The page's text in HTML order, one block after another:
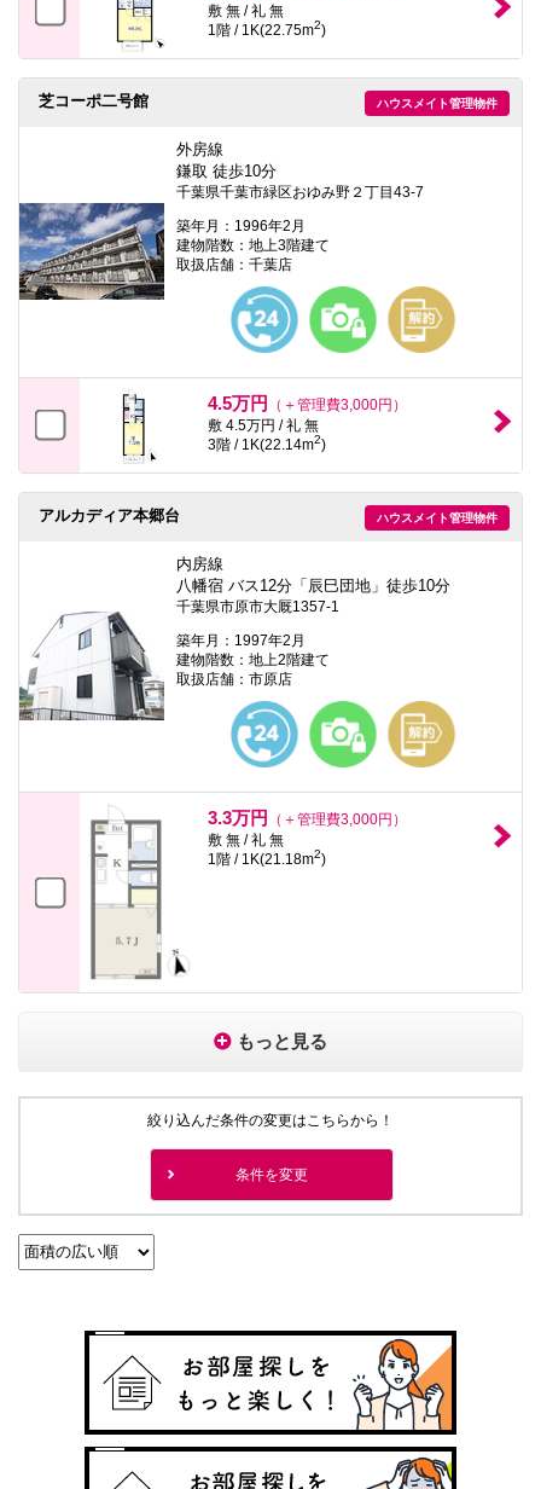
敷 無 / 礼 無
1階 / 1K(22.75m2)
ハウスメイト管理物件
芝コーポ二号館
外房線
鎌取 徒歩10分
千葉県千葉市緑区おゆみ野２丁目43-7
築年月：1996年2月
建物階数：地上3階建て
取扱店舗：千葉店
4.5万円
（＋管理費3,000円）
敷 4.5万円 / 礼 無
3階 / 1K(22.14m2)
ハウスメイト管理物件
アルカディア本郷台
内房線
八幡宿 バス12分「辰巳団地」徒歩10分
千葉県市原市大厩1357-1
築年月：1997年2月
建物階数：地上2階建て
取扱店舗：市原店
3.3万円
（＋管理費3,000円）
敷 無 / 礼 無
1階 / 1K(21.18m2)
もっと見る
絞り込んだ条件の変更はこちらから！
条件を変更